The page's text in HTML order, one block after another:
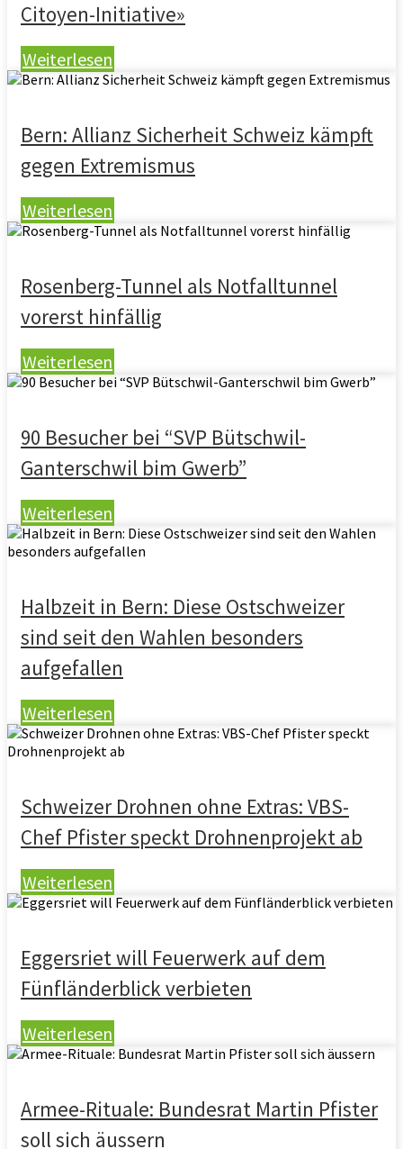
Citoyen-Initiative»
Weiterlesen
Bern: Allianz Sicherheit Schweiz kämpft
gegen Extremismus
Weiterlesen
Rosenberg-Tunnel als Notfalltunnel
vorerst hinfällig
Weiterlesen
90 Besucher bei “SVP Bütschwil-
Ganterschwil bim Gwerb”
Weiterlesen
Halbzeit in Bern: Diese Ostschweizer
sind seit den Wahlen besonders
aufgefallen
Weiterlesen
Schweizer Drohnen ohne Extras: VBS-
Chef Pfister speckt Drohnenprojekt ab
Weiterlesen
Eggersriet will Feuerwerk auf dem
Fünfländerblick verbieten
Weiterlesen
Armee-Rituale: Bundesrat Martin Pfister
soll sich äussern